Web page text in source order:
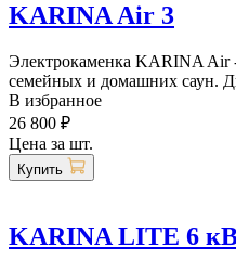
KARINA Air 3
Электрокаменка KARINA Air
семейных и домашних саун.
В избранное
26 800 ₽
Цена за шт.
Купить
KARINA LITE 6